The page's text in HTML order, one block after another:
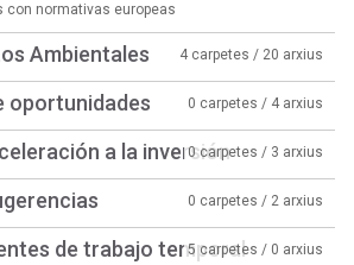
con normativas europeas
Ambientales 4 carpetes / 20 arxius
oportunidades 0 carpetes / 4 arxius
a la inversión0 carpetes / 3 arxius
0 carpetes / 2 arxius
de trabajo temporal5 carpetes / 0 arxius